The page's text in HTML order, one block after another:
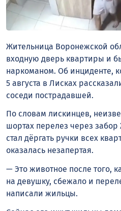
Жительница Воронежской
входную дверь квартиры и
наркоманом. Об инциденте,
5 августа в Лисках
соседи пострадавшей.
По словам лискинцев,
шортах перелез через
стал дёргать ручки всех
оказалась незапертая.
— Это животное после того,
на девушку, сбежало и
написали жильцы.